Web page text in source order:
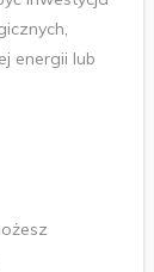
energii lub